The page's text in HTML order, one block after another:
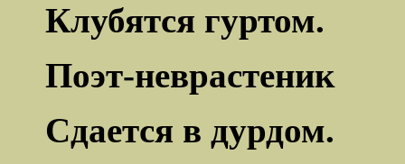
Клубятся гуртом.
Поэт-неврастеник
Сдается в дурдом.